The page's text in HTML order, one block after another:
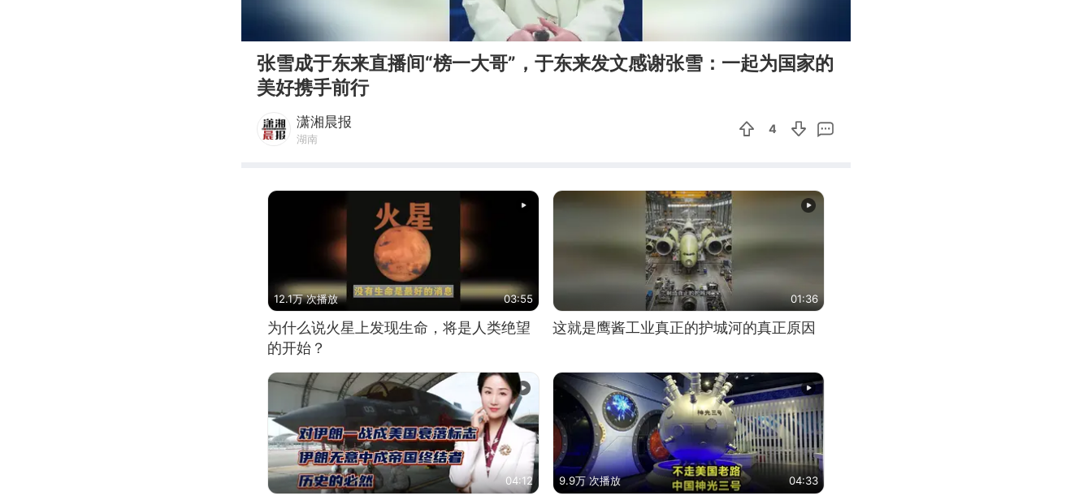
张雪成于东来直播间“榜一大哥”，于东来发文感谢张雪：一起为国家的
美好携手前行
潇湘晨报
湖南
4
12.1万 次播放 03:55
为什么说火星上发现生命，将是人类绝望
的开始？
01:36
这就是鹰酱工业真正的护城河的真正原因
04:12 9.9万 次播放 04:33